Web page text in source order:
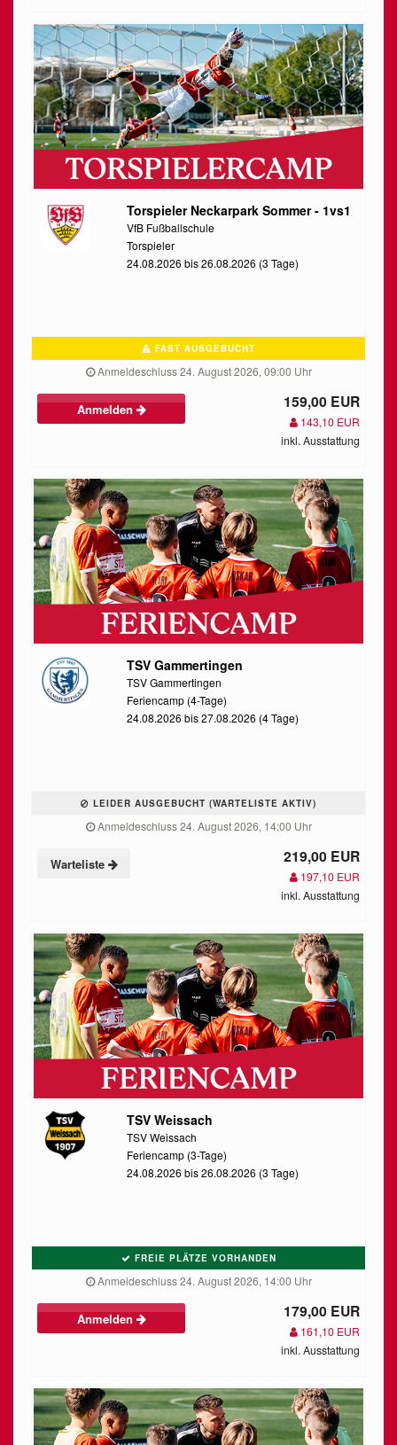
Torspieler Neckarpark Sommer - 1vs1
VfB Fußballschule
Torspieler
24.08.2026 bis 26.08.2026 (3 Tage)
FAST AUSGEBUCHT
Anmeldeschluss 24. August 2026, 09:00 Uhr
Anmelden 159,00 EUR
143,10 EUR
inkl. Ausstattung
TSV Gammertingen
TSV Gammertingen
Feriencamp (4-Tage)
24.08.2026 bis 27.08.2026 (4 Tage)
LEIDER AUSGEBUCHT (WARTELISTE AKTIV)
Anmeldeschluss 24. August 2026, 14:00 Uhr
Warteliste 219,00 EUR
197,10 EUR
inkl. Ausstattung
TSV Weissach
TSV Weissach
Feriencamp (3-Tage)
24.08.2026 bis 26.08.2026 (3 Tage)
FREIE PLÄTZE VORHANDEN
Anmeldeschluss 24. August 2026, 14:00 Uhr
Anmelden 179,00 EUR
161,10 EUR
inkl. Ausstattung